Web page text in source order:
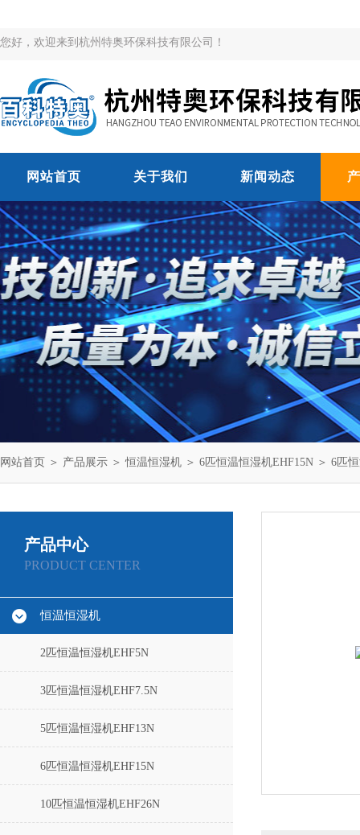
您好，欢迎来到杭州特奥环保科技有限公司！
网站首页 关于我们 新闻动态
网站首页 ＞ 产品展示 ＞恒温恒湿机 ＞ 6匹恒温恒湿机EHF15N ＞ 6匹
产品中心
PRODUCT CENTER
恒温恒湿机
2匹恒温恒湿机EHF5N
3匹恒温恒湿机EHF7.5N
5匹恒温恒湿机EHF13N
6匹恒温恒湿机EHF15N
10匹恒温恒湿机EHF26N